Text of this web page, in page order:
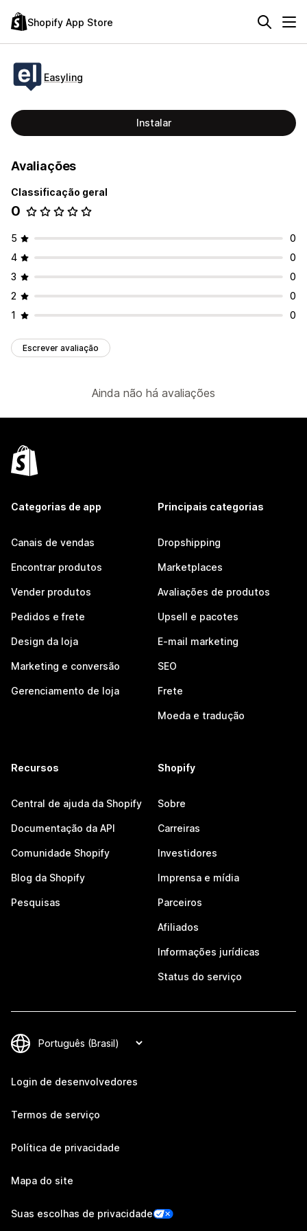
Shopify App Store
Easyling
Instalar
Avaliações
Classificação geral
0
5
0
4
0
3
0
2
0
1
0
Escrever avaliação
Ainda não há avaliações
Categorias de app
Canais de vendas
Encontrar produtos
Vender produtos
Pedidos e frete
Design da loja
Marketing e conversão
Gerenciamento de loja
Principais categorias
Dropshipping
Marketplaces
Avaliações de produtos
Upsell e pacotes
E-mail marketing
SEO
Frete
Moeda e tradução
Recursos
Central de ajuda da Shopify
Documentação da API
Comunidade Shopify
Blog da Shopify
Pesquisas
Shopify
Sobre
Carreiras
Investidores
Imprensa e mídia
Parceiros
Afiliados
Informações jurídicas
Status do serviço
Login de desenvolvedores
Termos de serviço
Política de privacidade
Mapa do site
Suas escolhas de privacidade